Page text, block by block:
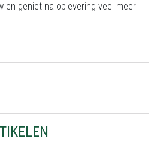
en geniet na oplevering veel meer